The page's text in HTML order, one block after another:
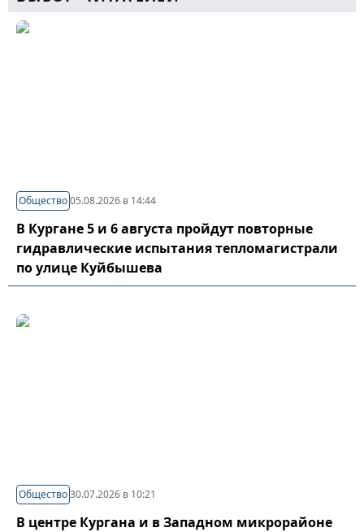
Общество05.08.2026 в 14:44
В Кургане 5 и 6 августа пройдут повторные
гидравлические испытания тепломагистрали
по улице Куйбышева
Общество30.07.2026 в 10:21
В центре Кургана и в Западном микрорайоне